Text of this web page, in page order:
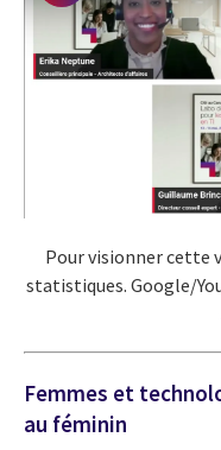
Pour visionner cette
statistiques. Google/
Femmes et
au féminin